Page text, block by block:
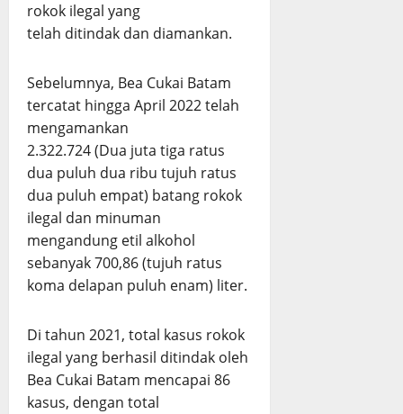
rokok ilegal yang
telah ditindak dan diamankan.
Sebelumnya, Bea Cukai Batam
tercatat hingga April 2022 telah
mengamankan
2.322.724 (Dua juta tiga ratus
dua puluh dua ribu tujuh ratus
dua puluh empat) batang rokok
ilegal dan minuman
mengandung etil alkohol
sebanyak 700,86 (tujuh ratus
koma delapan puluh enam) liter.
Di tahun 2021, total kasus rokok
ilegal yang berhasil ditindak oleh
Bea Cukai Batam mencapai 86
kasus, dengan total